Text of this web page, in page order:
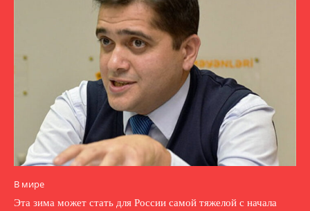
В мире
Эта зима может стать для России самой тяжелой с начала